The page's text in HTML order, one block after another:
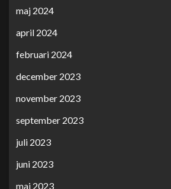
maj 2024
april 2024
februari 2024
december 2023
november 2023
september 2023
juli 2023
juni 2023
maj 2023